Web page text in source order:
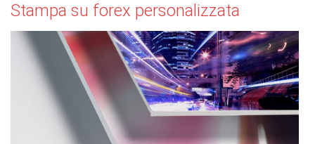
Stampa su forex personalizzata